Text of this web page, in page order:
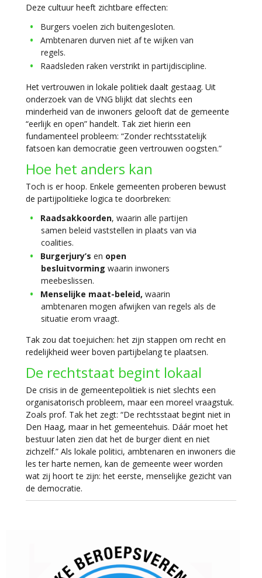
Deze cultuur heeft zichtbare effecten:
Burgers voelen zich buitengesloten.
Ambtenaren durven niet af te wijken van
regels.
Raadsleden raken verstrikt in partijdiscipline.
Het vertrouwen in lokale politiek daalt gestaag. Uit
onderzoek van de VNG blijkt dat slechts een
minderheid van de inwoners gelooft dat de gemeente
“eerlijk en open” handelt. Tak ziet hierin een
fundamenteel probleem: “Zonder rechtsstatelijk
fatsoen kan democratie geen vertrouwen oogsten.”
Hoe het anders kan
Toch is er hoop. Enkele gemeenten proberen bewust
de partijpolitieke logica te doorbreken:
Raadsakkoorden, waarin alle partijen
samen beleid vaststellen in plaats van via
coalities.
Burgerjury’s en open
besluitvorming waarin inwoners
meebeslissen.
Menselijke maat-beleid, waarin
ambtenaren mogen afwijken van regels als de
situatie erom vraagt.
Tak zou dat toejuichen: het zijn stappen om recht en
redelijkheid weer boven partijbelang te plaatsen.
De rechtstaat begint lokaal
De crisis in de gemeentepolitiek is niet slechts een
organisatorisch probleem, maar een moreel vraagstuk.
Zoals prof. Tak het zegt: “De rechtsstaat begint niet in
Den Haag, maar in het gemeentehuis. Dáár moet het
bestuur laten zien dat het de burger dient en niet
zichzelf.” Als lokale politici, ambtenaren en inwoners die
les ter harte nemen, kan de gemeente weer worden
wat zij hoort te zijn: het eerste, menselijke gezicht van
de democratie.